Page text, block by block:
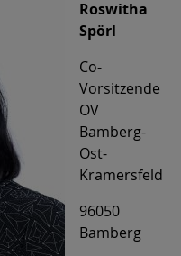
Roswitha
Spörl
Co-
Vorsitzende
OV
Bamberg-
Ost-
Kramersfeld
96050
Bamberg